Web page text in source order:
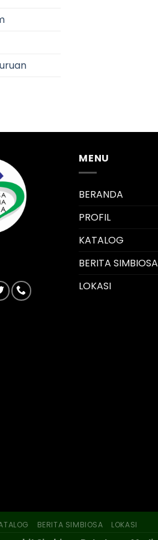
MENU
BERANDA
PROFIL
KATALOG
BERITA SIMBIOSA
LOKASI
BERITA SIMBIOSA LOKASI